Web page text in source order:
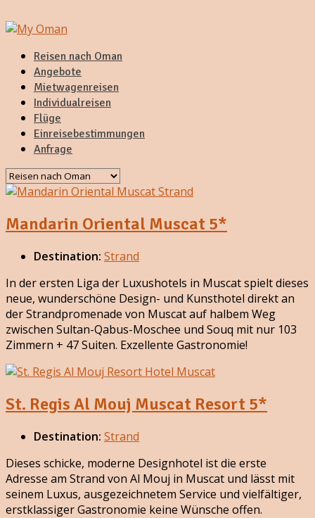
Reisen nach Oman
Angebote
Mietwagenreisen
Individualreisen
Flüge
Einreisebestimmungen
Anfrage
Mandarin Oriental Muscat 5*
Destination: Strand
In der ersten Liga der Luxushotels in Muscat spielt dieses
neue, wunderschöne Design- und Kunsthotel direkt an
der Strandpromenade von Muscat auf halbem Weg
zwischen Sultan-Qabus-Moschee und Souq mit nur 103
Zimmern + 47 Suiten. Exzellente Gastronomie!
St. Regis Al Mouj Muscat Resort 5*
Destination: Strand
Dieses schicke, moderne Designhotel ist die erste
Adresse am Strand von Al Mouj in Muscat und lässt mit
seinem Luxus, ausgezeichnetem Service und vielfältiger,
erstklassiger Gastronomie keine Wünsche offen.